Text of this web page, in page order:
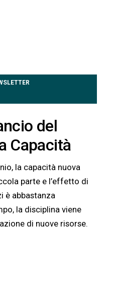
del
Capacità
la capacità nuova
parte e l’effetto di
è abbastanza
la disciplina viene
di nuove risorse.